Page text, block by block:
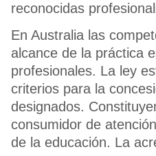
reconocidas
En Australia las
alcance de la práctica
profesionales. La ley
criterios para la
designados.
consumidor de
de la educación. La